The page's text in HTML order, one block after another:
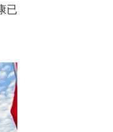
已